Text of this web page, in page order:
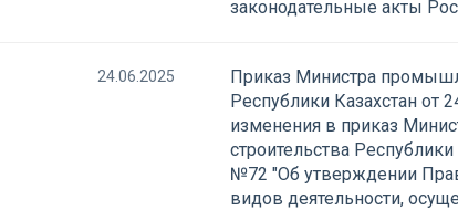
законодательные акты
24.06.2025
Приказ Министра
Республики Казахстан от
изменения в приказ
строительства
№72 "Об утверждении
видов деятельности,